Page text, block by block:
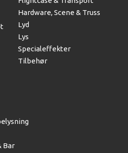
Hardware, Scene & Truss
Lyd
Lys
Specialeffekter
Tilbehør
Bar